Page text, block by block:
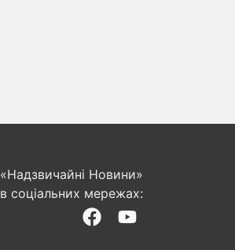
«Надзвичайні Новини»
в соціальних мережах: